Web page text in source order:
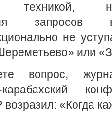
техникой,
запросов
не
или
вопрос,
карабахский
«Когда